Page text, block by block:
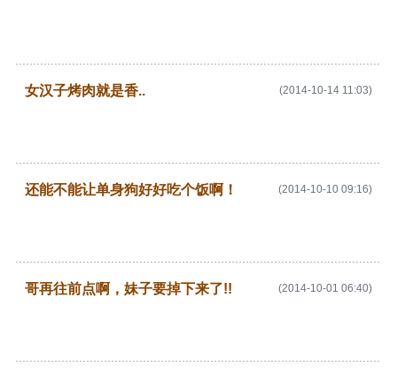
女汉子烤肉就是香.. (2014-10-14 11:03)
还能不能让单身狗好好吃个饭啊！ (2014-10-10 09:16)
哥再往前点啊，妹子要掉下来了!! (2014-10-01 06:40)